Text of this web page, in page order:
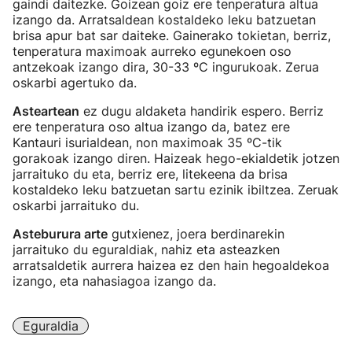
gaindi daitezke. Goizean goiz ere tenperatura altua
izango da. Arratsaldean kostaldeko leku batzuetan
brisa apur bat sar daiteke. Gainerako tokietan, berriz,
tenperatura maximoak aurreko egunekoen oso
antzekoak izango dira, 30-33 ºC ingurukoak. Zerua
oskarbi agertuko da.
Asteartean ez dugu aldaketa handirik espero. Berriz
ere tenperatura oso altua izango da, batez ere
Kantauri isurialdean, non maximoak 35 ºC-tik
gorakoak izango diren. Haizeak hego-ekialdetik jotzen
jarraituko du eta, berriz ere, litekeena da brisa
kostaldeko leku batzuetan sartu ezinik ibiltzea. Zeruak
oskarbi jarraituko du.
Asteburura arte gutxienez, joera berdinarekin
jarraituko du eguraldiak, nahiz eta asteazken
arratsaldetik aurrera haizea ez den hain hegoaldekoa
izango, eta nahasiagoa izango da.
Eguraldia